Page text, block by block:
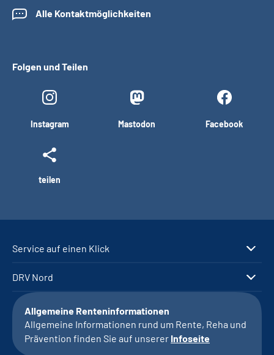
Alle Kontaktmöglichkeiten
Folgen und Teilen
Instagram Mastodon Facebook
teilen
Service auf einen Klick
DRV Nord
Allgemeine Renteninformationen
Allgemeine Informationen rund um Rente, Reha und
Prävention finden Sie auf unserer Infoseite